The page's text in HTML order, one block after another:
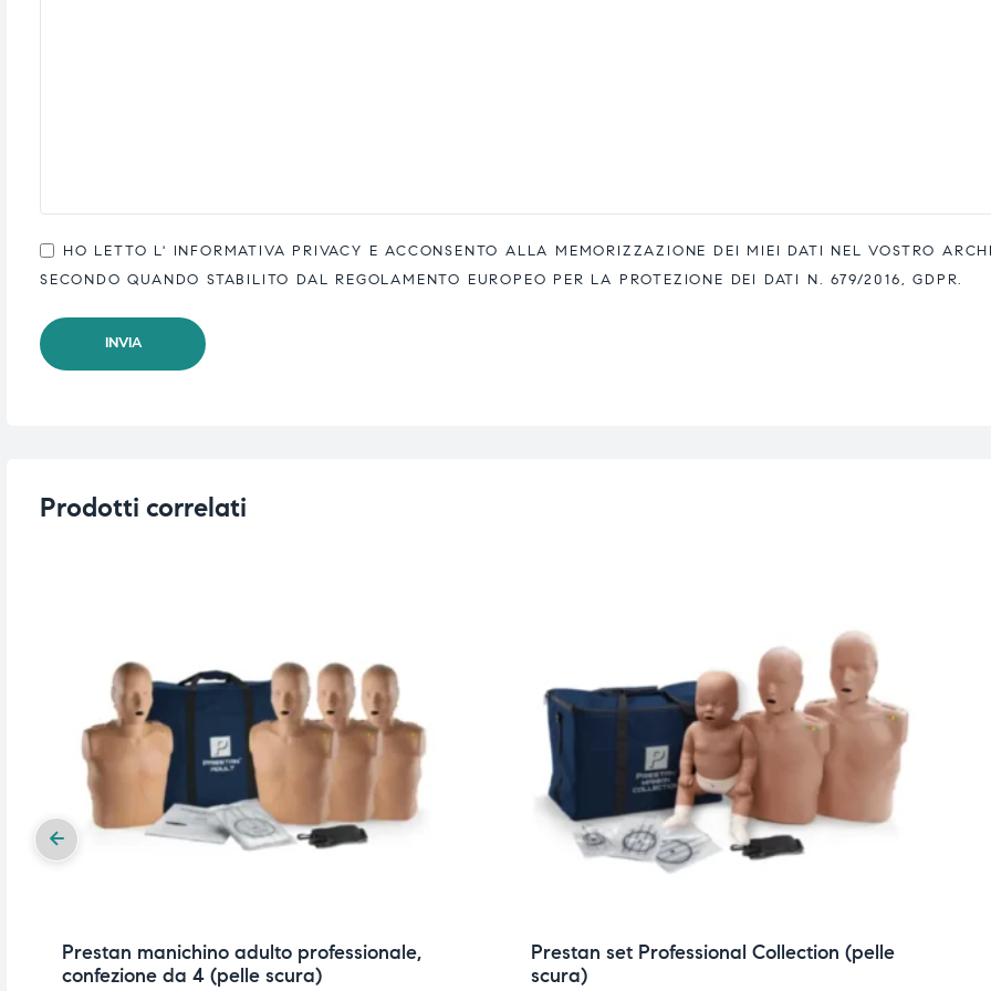
HO LETTO L' INFORMATIVA PRIVACY E ACCONSENTO ALLA MEMORIZZAZIONE DEI MIEI DATI NEL VOSTRO
SECONDO QUANDO STABILITO DAL REGOLAMENTO EUROPEO PER LA PROTEZIONE DEI DATI N. 679/2016, GDPR.
Prodotti correlati
Prestan manichino adulto professionale,
confezione da 4 (pelle scura)
Prestan set Professional Collection (pelle
scura)